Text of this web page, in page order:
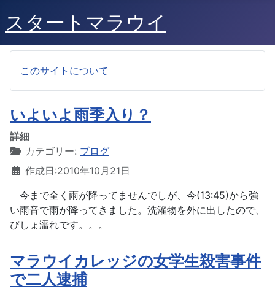
スタートマラウイ
このサイトについて
いよいよ雨季入り？
詳細
カテゴリー: ブログ
作成日:2010年10月21日
今まで全く雨が降ってませんでしが、今(13:45)から強
い雨音で雨が降ってきました。洗濯物を外に出したので、
びしょ濡れです。。。
マラウイカレッジの女学生殺害事件
で二人逮捕